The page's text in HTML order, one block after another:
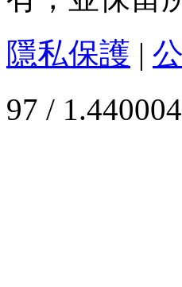
隱私保護 |
97 /